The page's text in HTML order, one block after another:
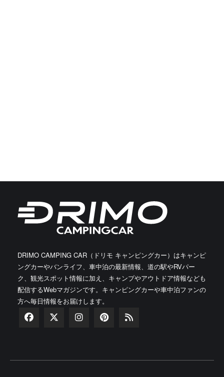
DRIMO CAMPING CAR（ドリモ キャンピングカー）はキャンピ
ングカーやバンライフ、車中泊の最新情報、道の駅やRVパー
ク、観光スポット情報に加え、キャンプやアウトドア情報なども
配信するWebマガジンです。キャンピングカーや車中泊ファンの
方へ毎日情報をお届けします。